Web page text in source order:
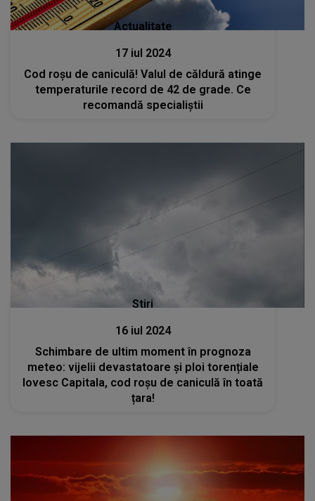
Actualitate
17 iul 2024
Cod roșu de caniculă! Valul de căldură atinge
temperaturile record de 42 de grade. Ce
recomandă specialiștii
Stiri
16 iul 2024
Schimbare de ultim moment în prognoza
meteo: vijelii devastatoare și ploi torențiale
lovesc Capitala, cod roșu de caniculă în toată
țara!